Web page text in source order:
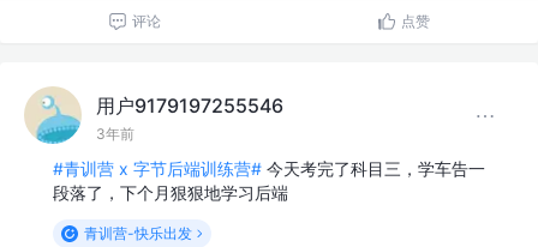
评论 点赞
用户9179197255546
3年前
#青训营 x 字节后端训练营# 今天考完了科目三，学车告一
段落了，下个月狠狠地学习后端
青训营-快乐出发